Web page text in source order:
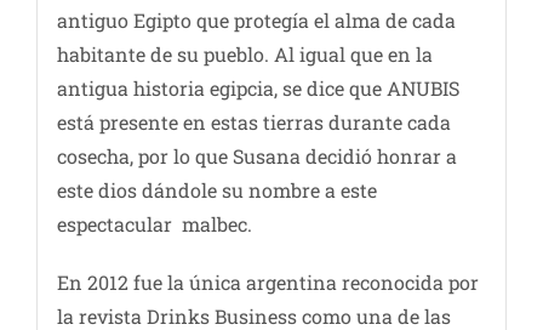
antiguo Egipto que protegía el alma de cada
habitante de su pueblo. Al igual que en la
antigua historia egipcia, se dice que ANUBIS
está presente en estas tierras durante cada
cosecha, por lo que Susana decidió honrar a
este dios dándole su nombre a este
espectacular malbec.
En 2012 fue la única argentina reconocida por
la revista Drinks Business como una de las